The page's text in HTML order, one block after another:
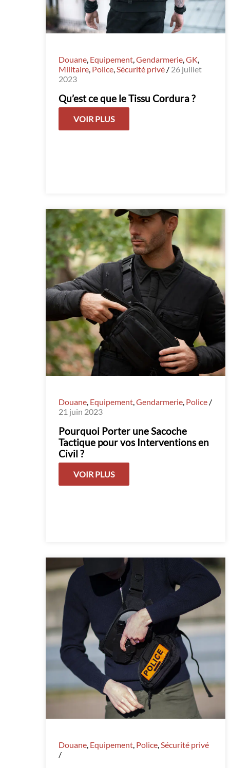
Douane Equipement Gendarmerie GK
Militaire Police Sécurité privé / 26 juillet
2023
Qu’est ce que le Tissu Cordura ?
VOIR PLUS
Douane Equipement Gendarmerie Police /
21 juin 2023
Pourquoi Porter une Sacoche
Tactique pour vos Interventions en
Civil ?
VOIR PLUS
Douane, Equipement, Police,Sécurité privé
/